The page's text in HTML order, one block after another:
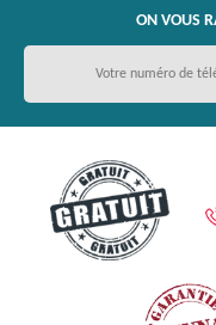
ON VOUS